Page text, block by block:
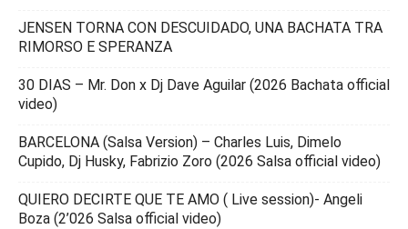
JENSEN TORNA CON DESCUIDADO, UNA BACHATA TRA
RIMORSO E SPERANZA
30 DIAS – Mr. Don x Dj Dave Aguilar (2026 Bachata official
video)
BARCELONA (Salsa Version) – Charles Luis, Dimelo
Cupido, Dj Husky, Fabrizio Zoro (2026 Salsa official video)
QUIERO DECIRTE QUE TE AMO ( Live session)- Angeli
Boza (2’026 Salsa official video)